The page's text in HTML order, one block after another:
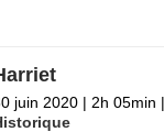
juin 2020 | 2h 05min |